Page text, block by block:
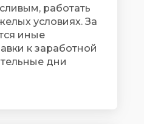
работать
условиях. За
иные
к заработной
дни